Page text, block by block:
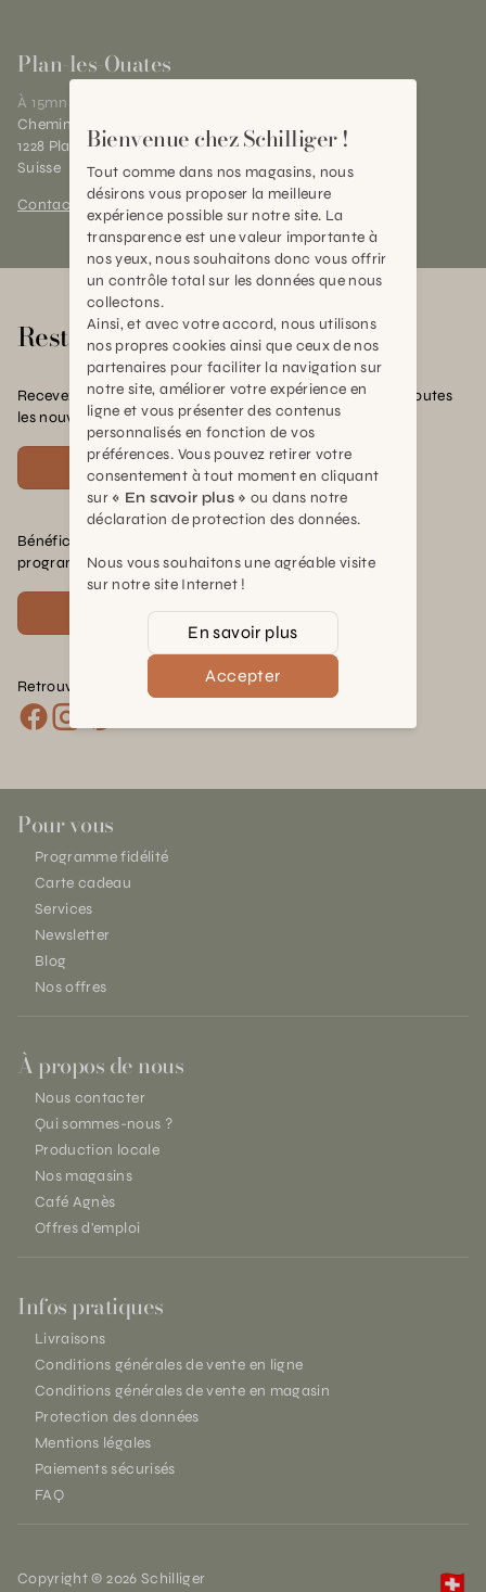
Plan-les-Ouates
À 15mn du centre de Genève
Chemin des Charrotons 25
1228 Plan-les-Ouates (GE)
Suisse
Contact et horaires
Rester en contact
Recevez nos offres exclusives, nos conseils pratiques et toutes
les nouvelles Schilliger
S'inscrire
Bénéficiez de nombreux avantages en rejoignant notre
programme de fidélité.
Retrouvez nous sur les réseaux :
Pour vous
Programme fidélité
Carte cadeau
Services
Newsletter
Blog
Nos offres
À propos de nous
Nous contacter
Qui sommes-nous ?
Production locale
Nos magasins
Café Agnès
Offres d'emploi
Infos pratiques
Livraisons
Conditions générales de vente en ligne
Conditions générales de vente en magasin
Protection des données
Mentions légales
Paiements sécurisés
FAQ
Copyright © 2026 Schilliger 🇨🇭
Bienvenue chez Schilliger !
Tout comme dans nos magasins, nous
désirons vous proposer la meilleure
expérience possible sur notre site. La
transparence est une valeur importante à
nos yeux, nous souhaitons donc vous offrir
un contrôle total sur les données que nous
collectons.
Ainsi, et avec votre accord, nous utilisons
nos propres cookies ainsi que ceux de nos
partenaires pour faciliter la navigation sur
notre site, améliorer votre expérience en
ligne et vous présenter des contenus
personnalisés en fonction de vos
préférences. Vous pouvez retirer votre
consentement à tout moment en cliquant
sur « En savoir plus » ou dans notre
déclaration de protection des données.
Nous vous souhaitons une agréable visite
sur notre site Internet !
En savoir plus
Accepter